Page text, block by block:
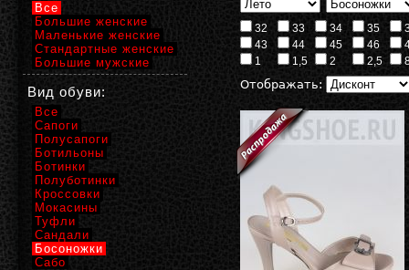
32 33 34 35
43
44 45 46
1
1,5 2 2,5
Отображать:
Все
Большие женские
Маленькие женские
Стандартные женские
Большие мужские
Вид обуви:
Все
Сапоги
Полусапоги
Ботильоны
Ботинки
Полуботинки
Кроссовки
Мокасины
Туфли
Сандали
Босоножки
Сабо